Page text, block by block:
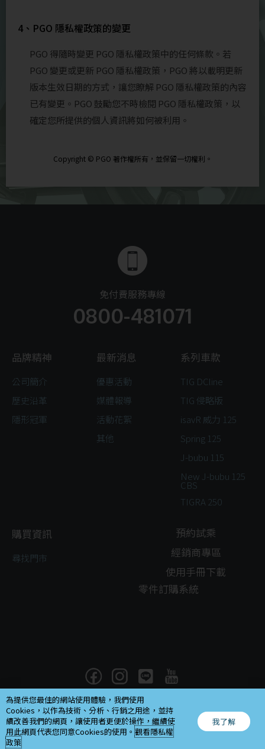
4、PGO 隱私權政策的變更
PGO 得隨時變更 PGO 隱私權政策中的任何條款。若
PGO 變更或更新 PGO 隱私權政策，PGO 將以載明更新
版本生效日期的方式，讓您瞭解 PGO 隱私權政策的內容
已有變更。PGO 鼓勵您不時檢閱 PGO 隱私權政策，以
確定您所提供的個人資訊將如何被利用。
Copyright © PGO 著作權所有，並保留一切權利。
免付費服務專線
0800-481071
品牌精神
公司簡介
歷史沿革
隱形冠軍
最新消息
優惠活動
媒體報導
活動花絮
其他
系列車款
TIG DCline
TIG 侵略版
isavR 威力 125
Spring 125
J-bubu 115
New J-bubu 125
CBS
TIGRA 250
購買資訊
尋找門市
預約試乘
經銷商專區
使用手冊下載
零件訂購系統
Copyright © 2026
摩特動力工業股份有限公司.All rights reserved.Design byEG.
為提供您最佳的網站使用體驗，我們使用
Cookies，以作為技術、分析、行銷之用途，並持
續改善我們的網頁，讓使用者更便於操作，繼續使
用此網頁代表您同意Cookies的使用。觀看隱私權
政策
我了解